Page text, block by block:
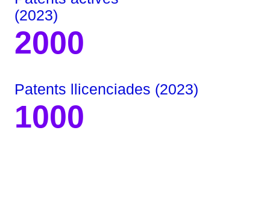
(2023)
2000
Patents llicenciades (2023)
1000